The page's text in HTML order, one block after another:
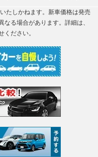
たしかねます。新車価格は発売
る場合があります。詳細は、
ください。